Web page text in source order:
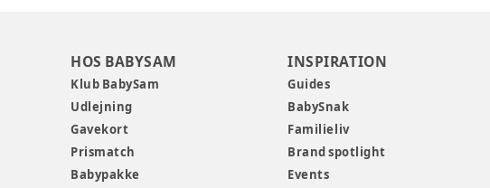
HOS BABYSAM
Klub BabySam
Udlejning
Gavekort
Prismatch
Babypakke
INSPIRATION
Guides
BabySnak
Familieliv
Brand spotlight
Events